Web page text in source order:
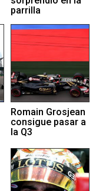
parrilla
Romain Grosjean
consigue pasar a
la Q3